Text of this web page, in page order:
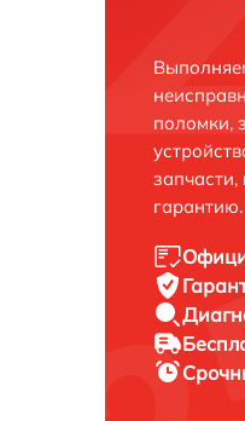
поломки,
гарантию.